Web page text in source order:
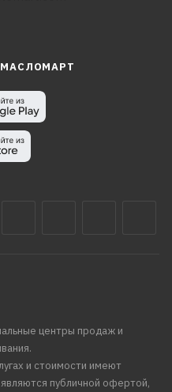
центры продаж и
и стоимости имеют
публичной офертой,